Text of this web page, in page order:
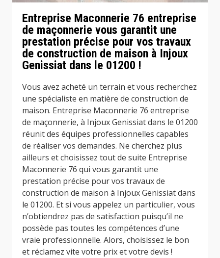
Entreprise Maconnerie 76 entreprise
de maçonnerie vous garantit une
prestation précise pour vos travaux
de construction de maison à Injoux
Genissiat dans le 01200 !
Vous avez acheté un terrain et vous recherchez
une spécialiste en matière de construction de
maison. Entreprise Maconnerie 76 entreprise
de maçonnerie, à Injoux Genissiat dans le 01200
réunit des équipes professionnelles capables
de réaliser vos demandes. Ne cherchez plus
ailleurs et choisissez tout de suite Entreprise
Maconnerie 76 qui vous garantit une
prestation précise pour vos travaux de
construction de maison à Injoux Genissiat dans
le 01200. Et si vous appelez un particulier, vous
n’obtiendrez pas de satisfaction puisqu’il ne
possède pas toutes les compétences d’une
vraie professionnelle. Alors, choisissez le bon
et réclamez vite votre prix et votre devis !